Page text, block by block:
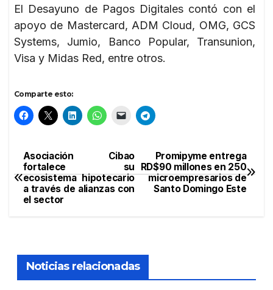
El Desayuno de Pagos Digitales contó con el
apoyo de Mastercard, ADM Cloud, OMG, GCS
Systems, Jumio, Banco Popular, Transunion,
Visa y Midas Red, entre otros.
Comparte esto:
Navegación
de
Promipyme entrega
RD$90 millones en 250
microempresarios de
Santo Domingo Este
Asociación Cibao
fortalece su
ecosistema hipotecario
a través de alianzas con
el sector
Noticias relacionadas